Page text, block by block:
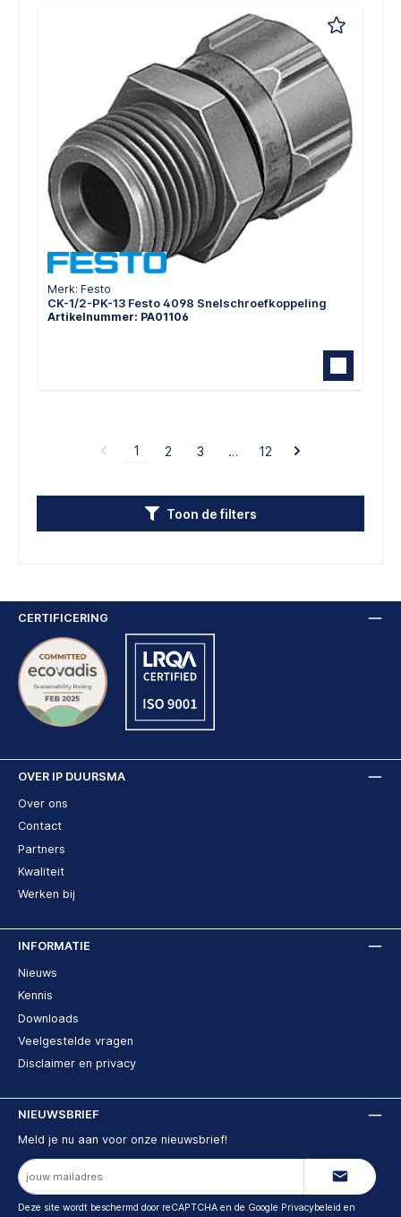
Merk: Festo
CK-1/2-PK-13 Festo 4098 Snelschroefkoppeling
Artikelnummer: PA01106
1 2 3 … 12
Toon de filters
OVER IP DUURSMA
Over ons
Contact
Partners
Kwaliteit
Werken bij
INFORMATIE
Nieuws
Kennis
Downloads
Veelgestelde vragen
Disclaimer en privacy
CERTIFICERING
NIEUWSBRIEF
Meld je nu aan voor onze nieuwsbrief!
E-
mailadres
Deze site wordt beschermd door reCAPTCHA en de Google Privacybeleid en